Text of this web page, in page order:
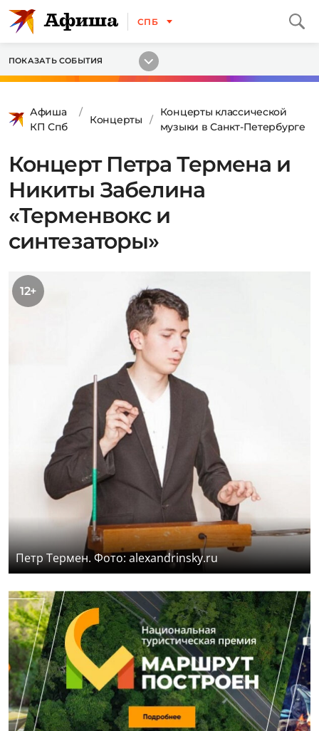
СПБ
ПОКАЗАТЬ СОБЫТИЯ
Афиша
КП Спб
Концерты
Концерты классической
музыки в Санкт-Петербурге
Концерт Петра Термена и
Никиты Забелина
«Терменвокс и
синтезаторы»
12+
Петр Термен. Фото: alexandrinsky.ru